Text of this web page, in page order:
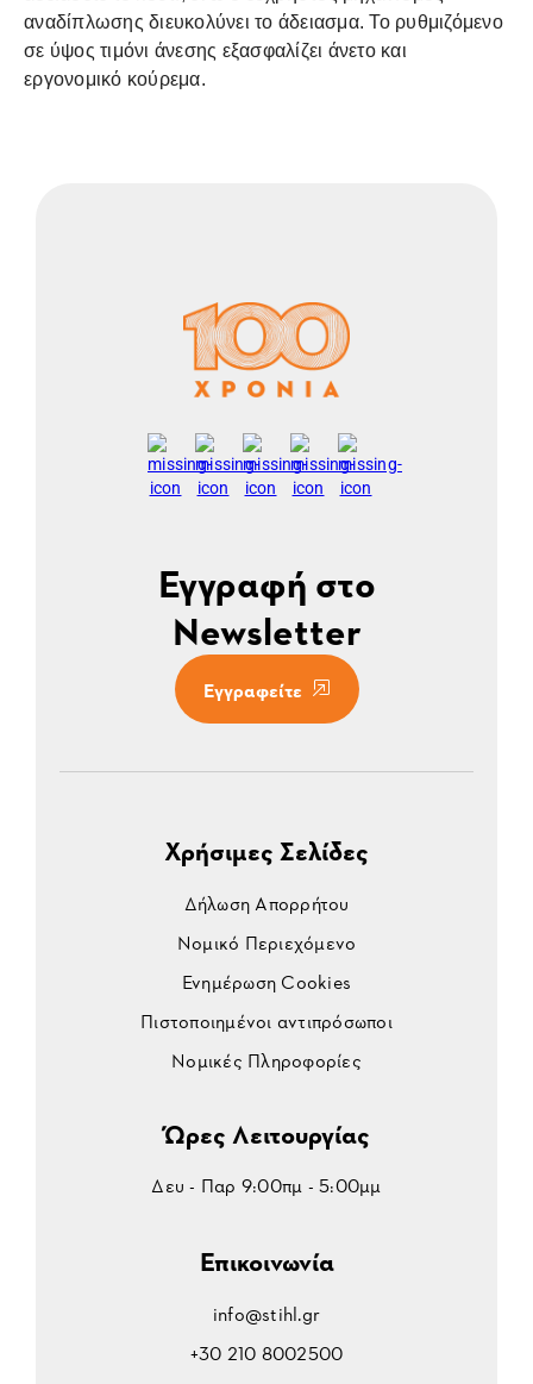
αναδίπλωσης διευκολύνει το άδειασμα. Το ρυθμιζόμενο
σε ύψος τιμόνι άνεσης εξασφαλίζει άνετο και
εργονομικό κούρεμα.
Εγγραφή στο
Newsletter
Εγγραφείτε
Χρήσιμες Σελίδες
Δήλωση Απορρήτου
Νομικό Περιεχόμενο
Ενημέρωση Cookies
Πιστοποιημένοι αντιπρόσωποι
Νομικές Πληροφορίες
Ώρες Λειτουργίας
Δευ - Παρ 9:00πμ - 5:00μμ
Επικοινωνία
info@stihl.gr
+30 210 8002500